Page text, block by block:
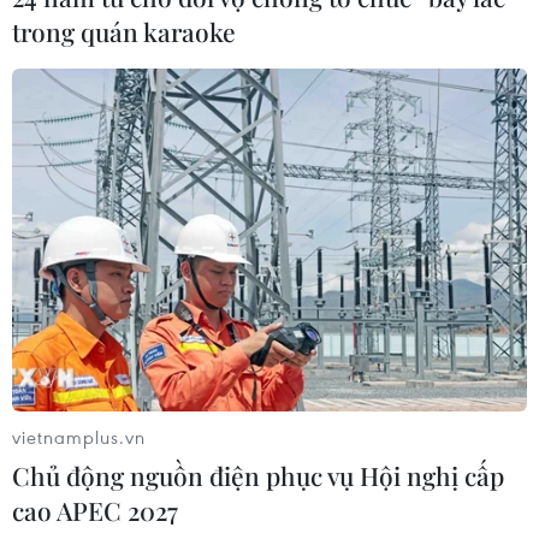
MB chuẩn bị trả cổ tức cho cổ đông
15%, nâng vốn điều lệ lên 100.000 tỷ
đồng
03/08/2026 13:47
TotalEnergies thâu tóm một phần
mảng năng lượng tái tạo của Shell
03/08/2026 10:33
Xây dựng thương hiệu mạnh cho
doanh nghiệp Việt
03/08/2026 03:14
trong quán karaoke
vietnamplus.vn
Chủ động nguồn điện phục vụ Hội nghị cấp
cao APEC 2027